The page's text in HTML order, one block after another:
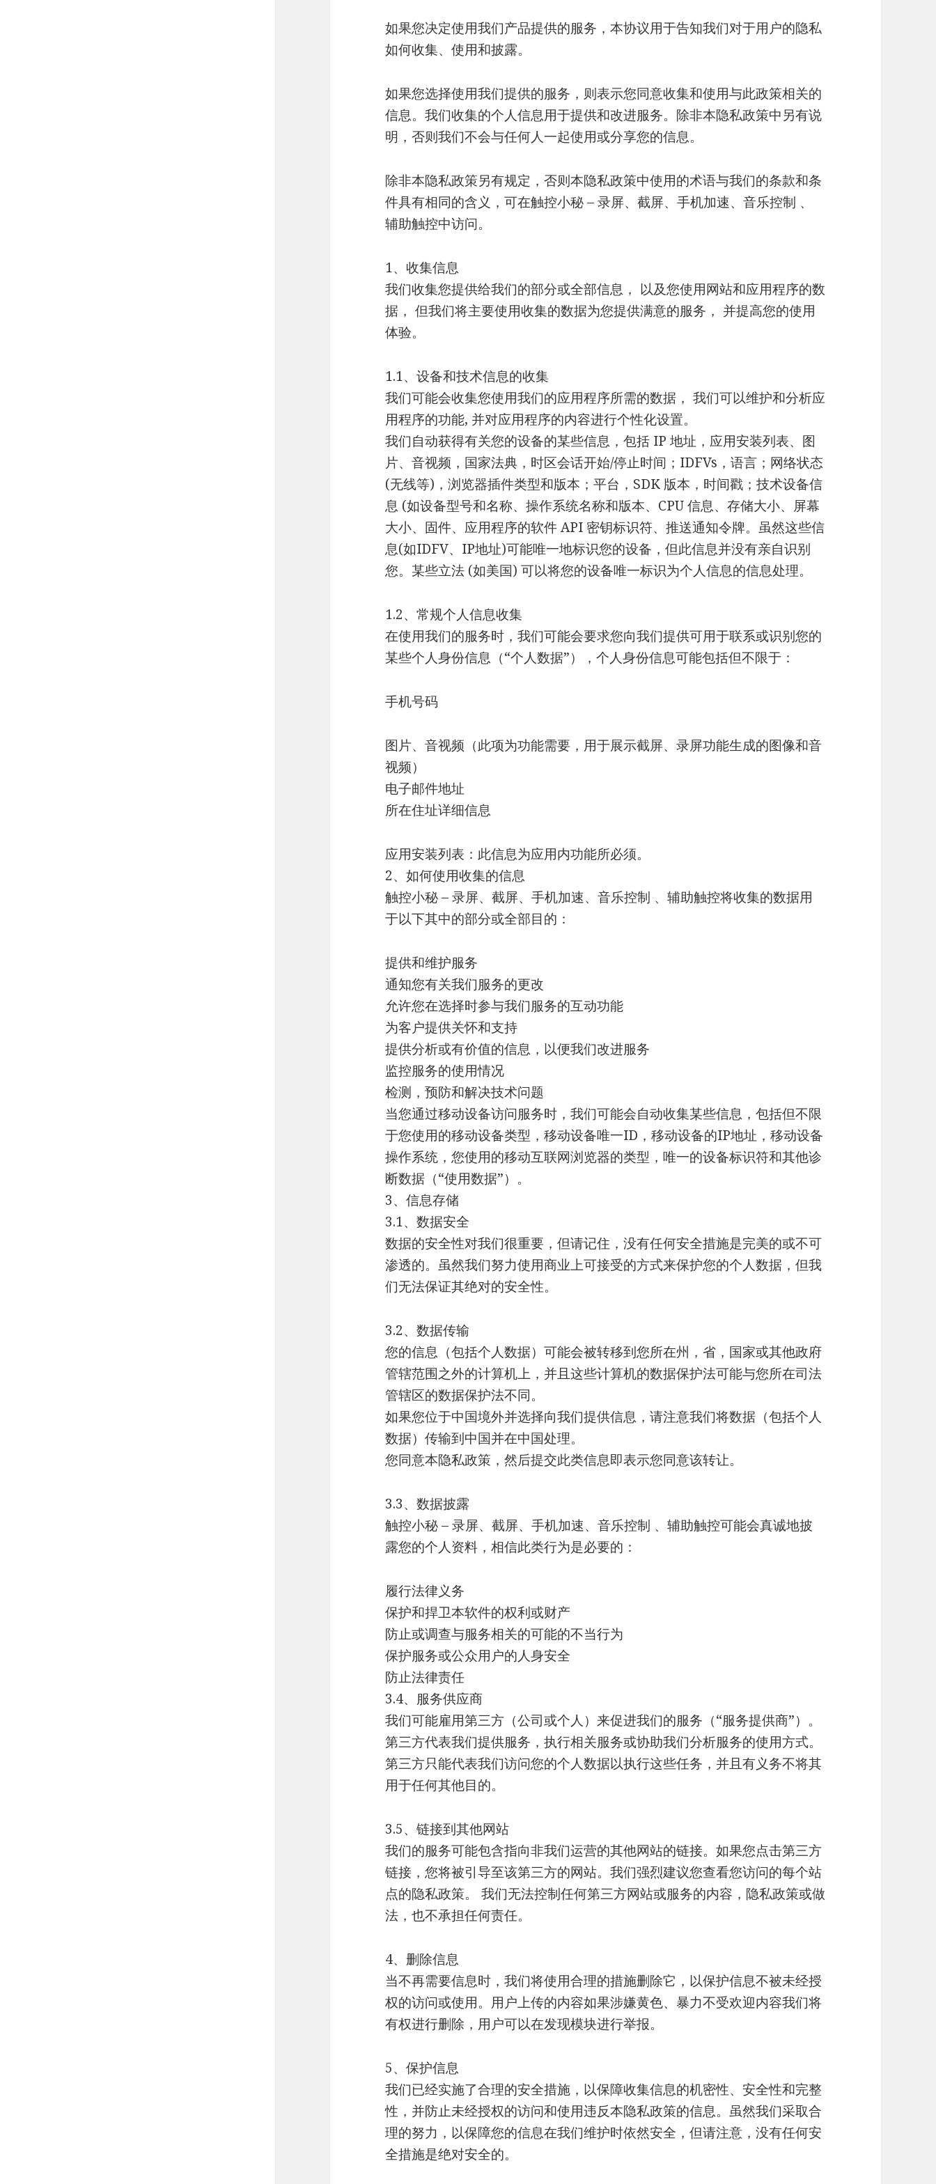
如果您决定使用我们产品提供的服务，本协议用于告知我们对于用户的隐私
如何收集、使用和披露。
如果您选择使用我们提供的服务，则表示您同意收集和使用与此政策相关的
信息。我们收集的个人信息用于提供和改进服务。除非本隐私政策中另有说
明，否则我们不会与任何人一起使用或分享您的信息。
除非本隐私政策另有规定，否则本隐私政策中使用的术语与我们的条款和条
件具有相同的含义，可在触控小秘 – 录屏、截屏、手机加速、音乐控制 、
辅助触控中访问。
1、收集信息
我们收集您提供给我们的部分或全部信息， 以及您使用网站和应用程序的数
据， 但我们将主要使用收集的数据为您提供满意的服务， 并提高您的使用
体验。
1.1、设备和技术信息的收集
我们可能会收集您使用我们的应用程序所需的数据， 我们可以维护和分析应
用程序的功能, 并对应用程序的内容进行个性化设置。
我们自动获得有关您的设备的某些信息，包括 IP 地址，应用安装列表、图
片、音视频，国家法典，时区会话开始/停止时间；IDFVs，语言；网络状态
(无线等)，浏览器插件类型和版本；平台，SDK 版本，时间戳；技术设备信
息 (如设备型号和名称、操作系统名称和版本、CPU 信息、存储大小、屏幕
大小、固件、应用程序的软件 API 密钥标识符、推送通知令牌。虽然这些信
息(如IDFV、IP地址)可能唯一地标识您的设备，但此信息并没有亲自识别
您。某些立法 (如美国) 可以将您的设备唯一标识为个人信息的信息处理。
1.2、常规个人信息收集
在使用我们的服务时，我们可能会要求您向我们提供可用于联系或识别您的
某些个人身份信息（“个人数据”），个人身份信息可能包括但不限于：
手机号码
图片、音视频（此项为功能需要，用于展示截屏、录屏功能生成的图像和音
视频）
电子邮件地址
所在住址详细信息
应用安装列表：此信息为应用内功能所必须。
2、如何使用收集的信息
触控小秘 – 录屏、截屏、手机加速、音乐控制 、辅助触控将收集的数据用
于以下其中的部分或全部目的：
提供和维护服务
通知您有关我们服务的更改
允许您在选择时参与我们服务的互动功能
为客户提供关怀和支持
提供分析或有价值的信息，以便我们改进服务
监控服务的使用情况
检测，预防和解决技术问题
当您通过移动设备访问服务时，我们可能会自动收集某些信息，包括但不限
于您使用的移动设备类型，移动设备唯一ID，移动设备的IP地址，移动设备
操作系统，您使用的移动互联网浏览器的类型，唯一的设备标识符和其他诊
断数据（“使用数据”）。
3、信息存储
3.1、数据安全
数据的安全性对我们很重要，但请记住，没有任何安全措施是完美的或不可
渗透的。虽然我们努力使用商业上可接受的方式来保护您的个人数据，但我
们无法保证其绝对的安全性。
3.2、数据传输
您的信息（包括个人数据）可能会被转移到您所在州，省，国家或其他政府
管辖范围之外的计算机上，并且这些计算机的数据保护法可能与您所在司法
管辖区的数据保护法不同。
如果您位于中国境外并选择向我们提供信息，请注意我们将数据（包括个人
数据）传输到中国并在中国处理。
您同意本隐私政策，然后提交此类信息即表示您同意该转让。
3.3、数据披露
触控小秘 – 录屏、截屏、手机加速、音乐控制 、辅助触控可能会真诚地披
露您的个人资料，相信此类行为是必要的：
履行法律义务
保护和捍卫本软件的权利或财产
防止或调查与服务相关的可能的不当行为
保护服务或公众用户的人身安全
防止法律责任
3.4、服务供应商
我们可能雇用第三方（公司或个人）来促进我们的服务（“服务提供商”）。
第三方代表我们提供服务，执行相关服务或协助我们分析服务的使用方式。
第三方只能代表我们访问您的个人数据以执行这些任务，并且有义务不将其
用于任何其他目的。
3.5、链接到其他网站
我们的服务可能包含指向非我们运营的其他网站的链接。如果您点击第三方
链接，您将被引导至该第三方的网站。我们强烈建议您查看您访问的每个站
点的隐私政策。 我们无法控制任何第三方网站或服务的内容，隐私政策或做
法，也不承担任何责任。
4、删除信息
当不再需要信息时，我们将使用合理的措施删除它，以保护信息不被未经授
权的访问或使用。用户上传的内容如果涉嫌黄色、暴力不受欢迎内容我们将
有权进行删除，用户可以在发现模块进行举报。
5、保护信息
我们已经实施了合理的安全措施，以保障收集信息的机密性、安全性和完整
性，并防止未经授权的访问和使用违反本隐私政策的信息。虽然我们采取合
理的努力，以保障您的信息在我们维护时依然安全，但请注意，没有任何安
全措施是绝对安全的。